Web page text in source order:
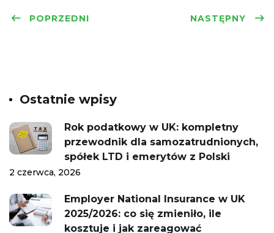
POPRZEDNI NASTĘPNY
Ostatnie wpisy
Rok podatkowy w UK: kompletny
przewodnik dla samozatrudnionych,
spółek LTD i emerytów z Polski
2 czerwca, 2026
Employer National Insurance w UK
2025/2026: co się zmieniło, ile
kosztuje i jak zareagować